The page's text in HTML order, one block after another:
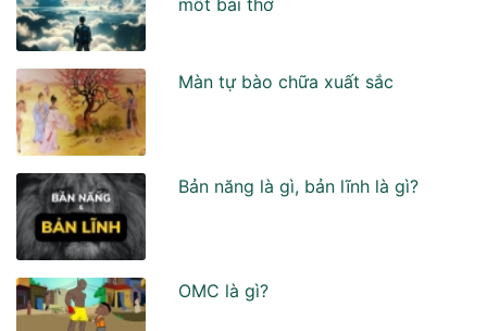
Màn tự bào chữa xuất sắc
Bản năng là gì, bản lĩnh là gì?
OMC là gì?